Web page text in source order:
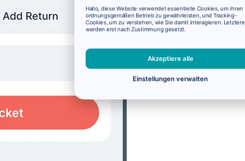
Hallo, diese Website verwendet essentielle Cookies, um ihren
ordnungsgemäßen Betrieb zu gewährleisten, und Tracking-
Cookies, um zu verstehen, wie Sie damit interagieren. Letztere
werden erst nach Zustimmung gesetzt.
Akzeptiere alle
Einstellungen verwalten